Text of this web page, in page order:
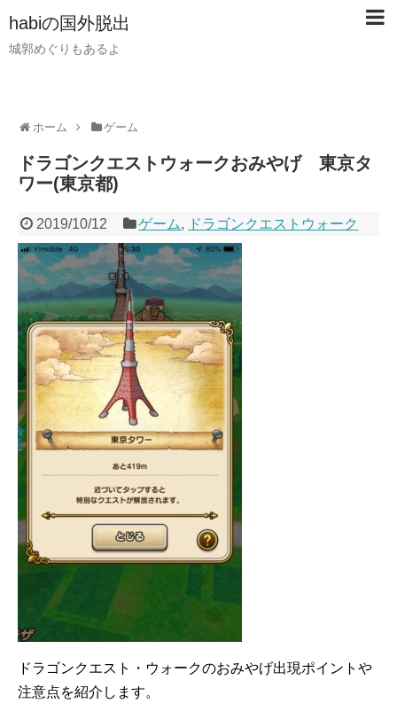
habiの国外脱出
城郭めぐりもあるよ
ホーム ゲーム
ドラゴンクエストウォークおみやげ 東京タ
ワー(東京都)
2019/10/12 ゲーム, ドラゴンクエストウォーク
ドラゴンクエスト・ウォークのおみやげ出現ポイントや
注意点を紹介します。